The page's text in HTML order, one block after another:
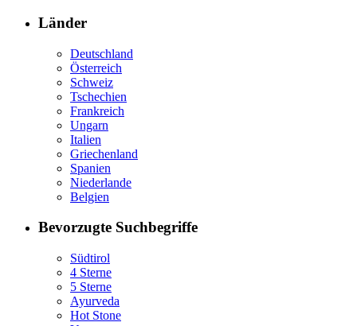
Länder
Deutschland
Österreich
Schweiz
Tschechien
Frankreich
Ungarn
Italien
Griechenland
Spanien
Niederlande
Belgien
Bevorzugte Suchbegriffe
Südtirol
4 Sterne
5 Sterne
Ayurveda
Hot Stone